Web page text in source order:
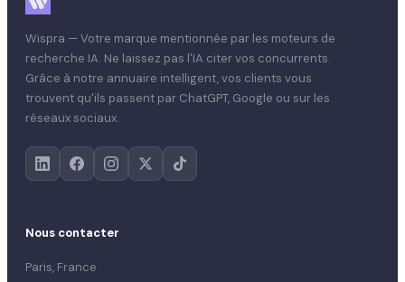
Wispra — Votre marque mentionnée par les moteurs de
recherche IA. Ne laissez pas l'IA citer vos concurrents.
Grâce à notre annuaire intelligent, vos clients vous
trouvent qu'ils passent par ChatGPT, Google ou sur les
réseaux sociaux.
Nous contacter
Paris, France